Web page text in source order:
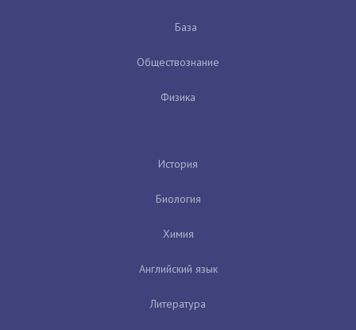
База
Обществознание
Физика
История
Биология
Химия
Английский язык
Литература